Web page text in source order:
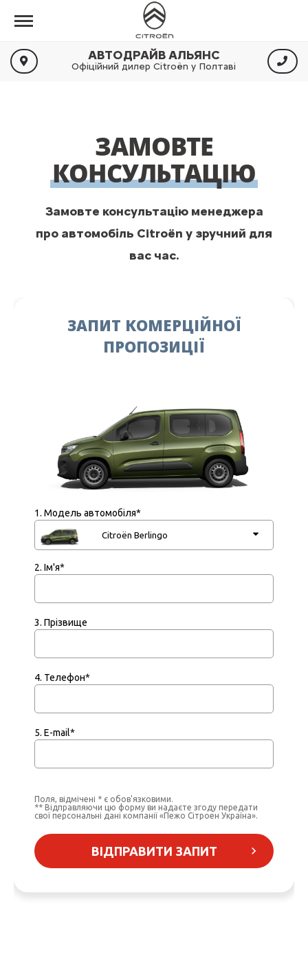
АВТОДРАЙВ АЛЬЯНС
Офіційний дилер Citroën у Полтаві
ЗАМОВТЕ
КОНСУЛЬТАЦІЮ
Замовте консультацію менеджера
про автомобіль Citroën у зручний для
вас час.